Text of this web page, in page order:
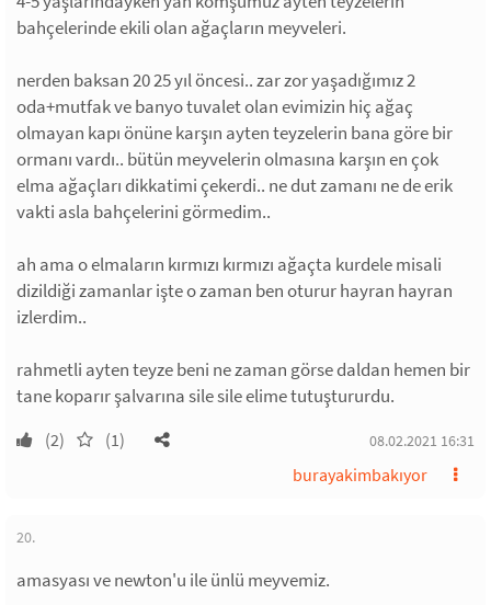
bahçelerinde ekili olan ağaçların meyveleri.
nerden baksan 20 25 yıl öncesi.. zar zor yaşadığımız 2
oda+mutfak ve banyo tuvalet olan evimizin hiç ağaç
olmayan kapı önüne karşın ayten teyzelerin bana göre bir
ormanı vardı.. bütün meyvelerin olmasına karşın en çok
elma ağaçları dikkatimi çekerdi.. ne dut zamanı ne de erik
vakti asla bahçelerini görmedim..
ah ama o elmaların kırmızı kırmızı ağaçta kurdele misali
dizildiği zamanlar işte o zaman ben oturur hayran hayran
izlerdim..
rahmetli ayten teyze beni ne zaman görse daldan hemen bir
tane koparır şalvarına sile sile elime tutuştururdu.
(2) (1) 08.02.2021 16:31
burayakimbakıyor
20.
amasyası ve newton'u ile ünlü meyvemiz.